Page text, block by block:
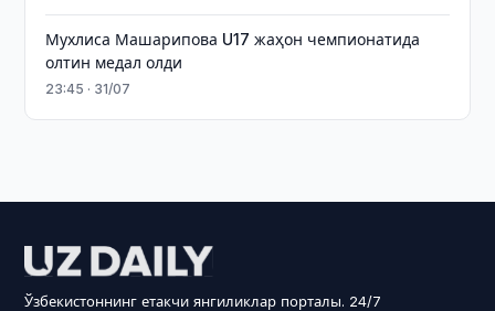
Мухлиса Машарипова U17 жаҳон чемпионатида
олтин медал олди
23:45 · 31/07
Ўзбекистоннинг етакчи янгиликлар порталы. 24/7